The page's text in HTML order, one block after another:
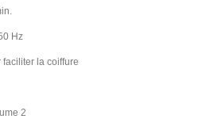
Hz
la coiffure
2